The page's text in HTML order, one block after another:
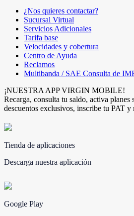
¿Nos quieres contactar?
Sucursal Virtual
Servicios Adicionales
Tarifa base
Velocidades y cobertura
Centro de Ayuda
Reclamos
Multibanda / SAE Consulta de
¡NUESTRA APP VIRGIN MOBILE!
Recarga, consulta tu saldo, activa planes
descuentos exclusivos, inscribe tu PAT
Tienda de aplicaciones
Descarga nuestra aplicación
Google Play